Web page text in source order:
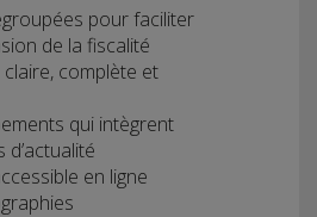
pour faciliter
de la fiscalité
complète et
qui intègrent
en ligne